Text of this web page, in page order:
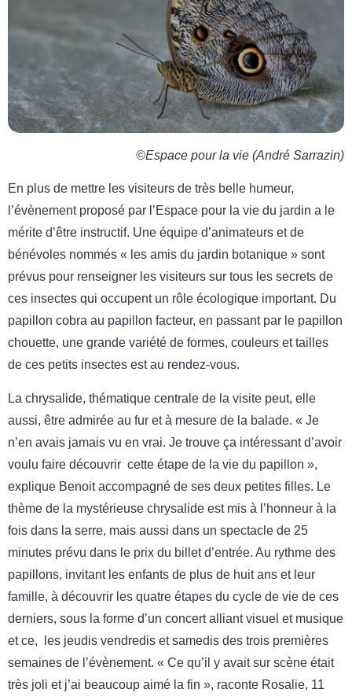
©Espace pour la vie (André Sarrazin)
En plus de mettre les visiteurs de très belle humeur,
l’évènement proposé par l’Espace pour la vie du jardin a le
mérite d’être instructif. Une équipe d’animateurs et de
bénévoles nommés « les amis du jardin botanique » sont
prévus pour renseigner les visiteurs sur tous les secrets de
ces insectes qui occupent un rôle écologique important. Du
papillon cobra au papillon facteur, en passant par le papillon
chouette, une grande variété de formes, couleurs et tailles
de ces petits insectes est au rendez-vous.
La chrysalide, thématique centrale de la visite peut, elle
aussi, être admirée au fur et à mesure de la balade. « Je
n’en avais jamais vu en vrai. Je trouve ça intéressant d’avoir
voulu faire découvrir cette étape de la vie du papillon »,
explique Benoit accompagné de ses deux petites filles. Le
thème de la mystérieuse chrysalide est mis à l’honneur à la
fois dans la serre, mais aussi dans un spectacle de 25
minutes prévu dans le prix du billet d’entrée. Au rythme des
papillons, invitant les enfants de plus de huit ans et leur
famille, à découvrir les quatre étapes du cycle de vie de ces
derniers, sous la forme d’un concert alliant visuel et musique
et ce, les jeudis vendredis et samedis des trois premières
semaines de l’évènement. « Ce qu’il y avait sur scène était
très joli et j’ai beaucoup aimé la fin », raconte Rosalie, 11